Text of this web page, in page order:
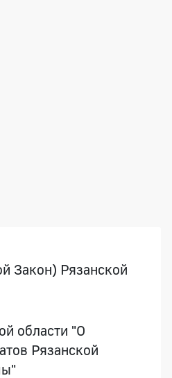
Закон) Рязанской
области "О
Рязанской